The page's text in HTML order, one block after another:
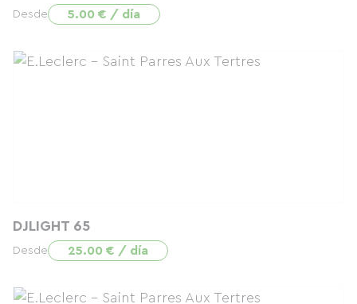
Desde 5.00 € / día
DJLIGHT 65
Desde 25.00 € / día